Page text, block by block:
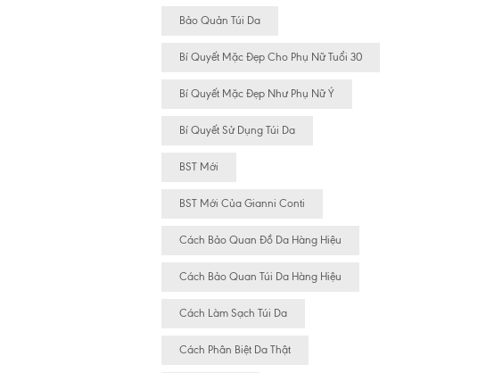
Bảo Quản Túi Da
Bí Quyết Mặc Đẹp Cho Phụ Nữ Tuổi 30
Bí Quyết Mặc Đẹp Như Phụ Nữ Ý
Bí Quyết Sử Dụng Túi Da
BST Mới
BST Mới Của Gianni Conti
Cách Bảo Quan Đồ Da Hàng Hiệu
Cách Bảo Quan Túi Da Hàng Hiệu
Cách Làm Sạch Túi Da
Cách Phân Biệt Da Thật